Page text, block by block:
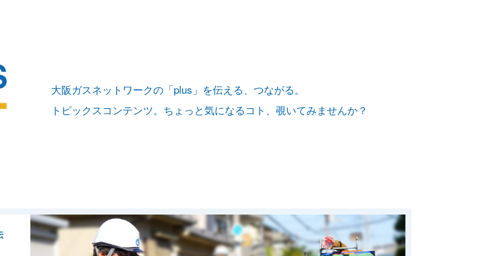
について
大阪ガスネットワークの「plus」を伝える、つながる。
トピックスコンテンツ。ちょっと気になるコト、覗いてみませんか？
大阪ガスネットワーク
える